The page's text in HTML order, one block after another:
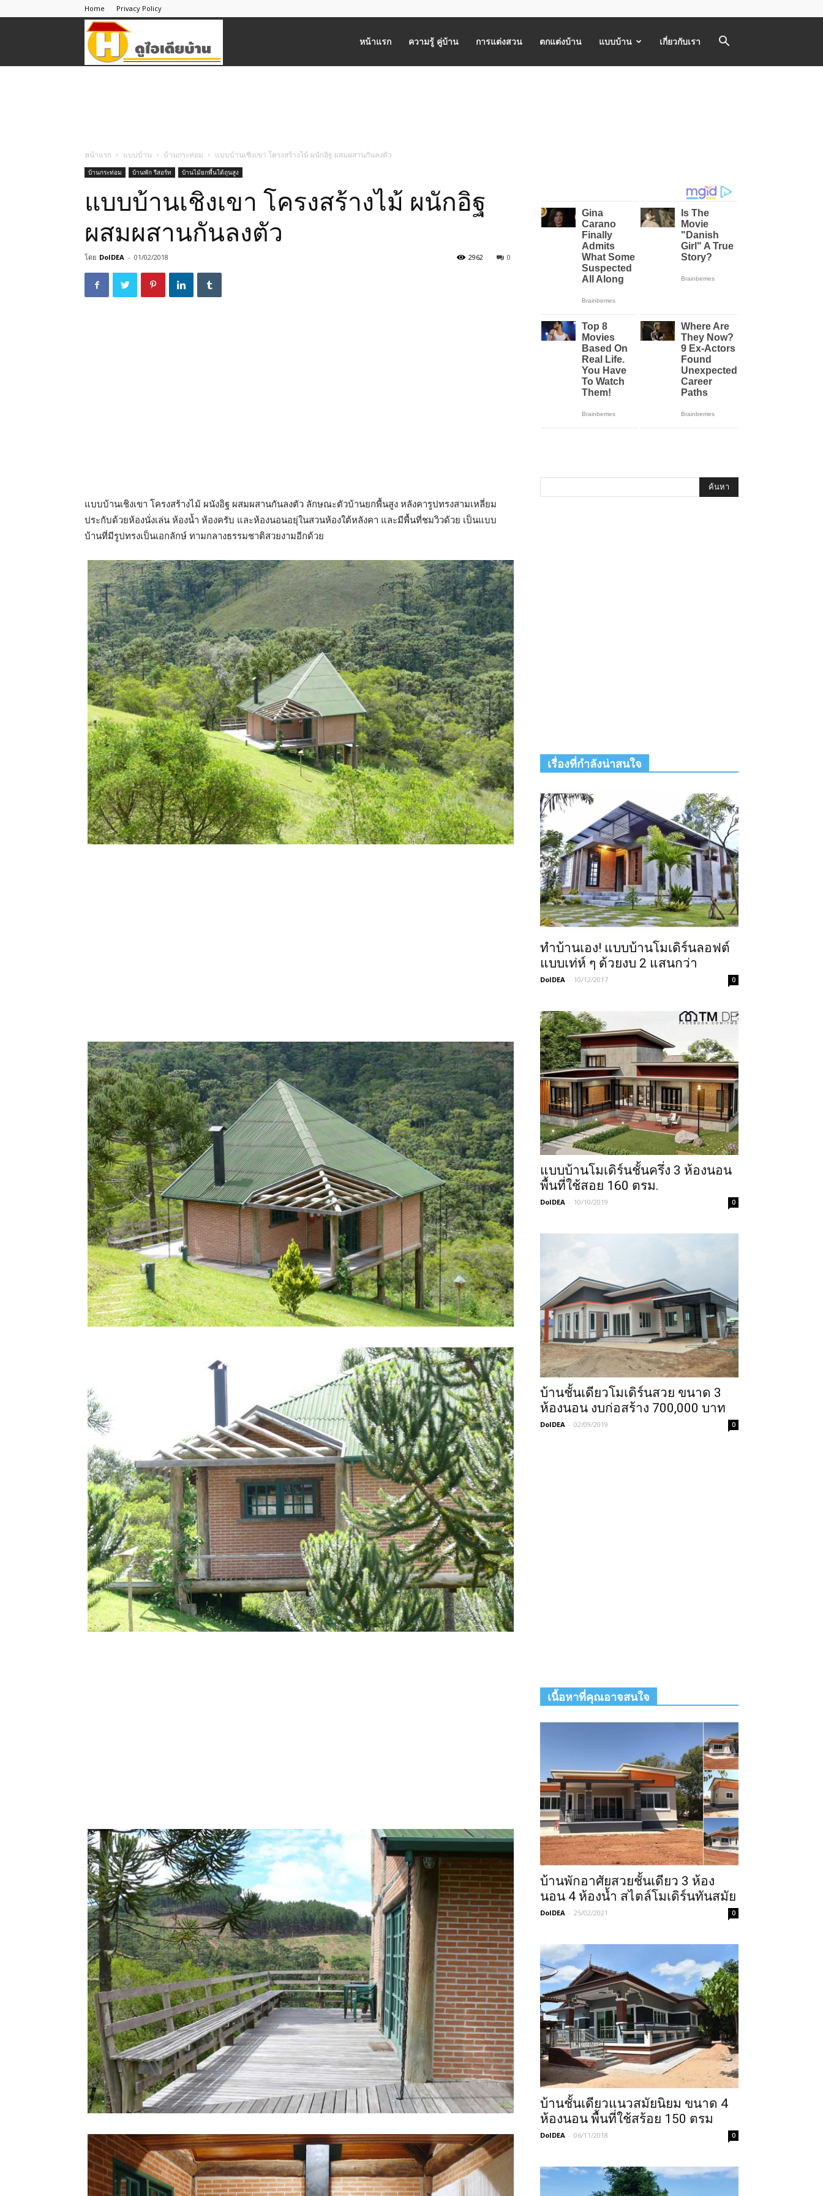
Home Privacy Policy
หน้าแรก ความรู้ คู่บ้าน การแต่งสวน ตกแต่งบ้าน แบบบ้าน เกี่ยวกับเรา
หน้าแรก แบบบ้าน บ้านกระท่อม แบบบ้านเชิงเขา โครงสร้างไม้ ผนักอิฐ ผสมผสานกันลงตัว
บ้านกระท่อม บ้านพัก รีสอร์ท บ้านไม้ยกพื้นใต้ถุนสูง
แบบบ้านเชิงเขา โครงสร้างไม้ ผนักอิฐ
ผสมผสานกันลงตัว
โดย DoIDEA - 01/02/2018 0
2962
แบบบ้านเชิงเขา โครงสร้างไม้ ผนังอิฐ ผสมผสานกันลงตัว ลักษณะตัวบ้านยกพื้นสูง หลังคารูปทรงสามเหลี่ยม
ประกับด้วยห้องนั่งเล่น ห้องน้ำ ห้องครับ และห้องนอนอยุ่ในสวนห้องใต้หลังคา และมีพื้นที่ชมวิวด้วย เป็นแบบ
บ้านที่มีรูปทรงเป็นเอกลักษ์ ทามกลางธรรมชาติสวยงามอีกด้วย
เรื่องที่กำลังน่าสนใจ
ทำบ้านเอง! แบบบ้านโมเดิร์นลอฟต์
แบบเท่ห์ ๆ ด้วยงบ 2 แสนกว่า
DoIDEA - 10/12/2017 0
แบบบ้านโมเดิร์นชั้นครึ่ง 3 ห้องนอน
พื้นที่ใช้สอย 160 ตรม.
DoIDEA - 10/10/2019 0
บ้านชั้นเดียวโมเดิร์นสวย ขนาด 3
ห้องนอน งบก่อสร้าง 700,000 บาท
DoIDEA - 02/09/2019 0
เนื้อหาที่คุณอาจสนใจ
บ้านพักอาศัยสวยชั้นเดียว 3 ห้อง
นอน 4 ห้องน้ำ สไตล์โมเดิร์นทันสมัย
DoIDEA - 25/02/2021 0
บ้านชั้นเดียวแนวสมัยนิยม ขนาด 4
ห้องนอน พื้นที่ใช้สร้อย 150 ตรม
DoIDEA - 06/11/2018 0